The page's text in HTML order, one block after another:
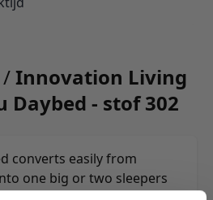
/Innovation Living
Daybed - stof 302
converts easily from
one big or two sleepers